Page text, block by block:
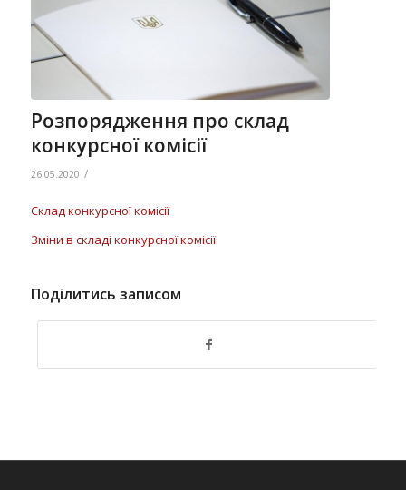
Розпорядження про склад
конкурсної комісії
26.05.2020 /
Склад конкурсної комісії
Зміни в складі конкурсної комісії
Поділитись записом